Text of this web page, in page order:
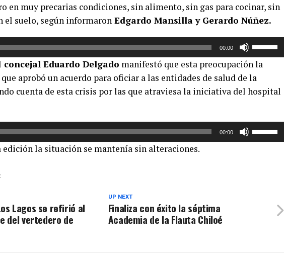
en muy precarias condiciones, sin alimento, sin gas para cocinar, sin
el suelo, según informaron Edgardo Mansilla y Gerardo Núñez.
00:00
teclas
de
flecha
concejal Eduardo Delgado manifestó que esta preocupación la
aprobó un acuerdo para oficiar a las entidades de salud de la
cuenta de esta crisis por las que atraviesa la iniciativa del hospital
00:00
aumentar
edición la situación se mantenía sin alteraciones.
UP NEXT
Finaliza con éxito la séptima
Academia de la Flauta Chiloé
Lagos se refirió al
del vertedero de